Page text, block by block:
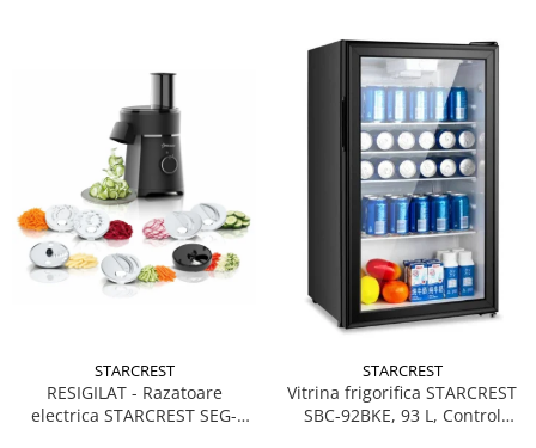
STARCREST
RESIGILAT - Razatoare
electrica STARCREST SEG-
STARCREST
Vitrina frigorifica STARCREST
SBC-92BKE, 93 L, Control